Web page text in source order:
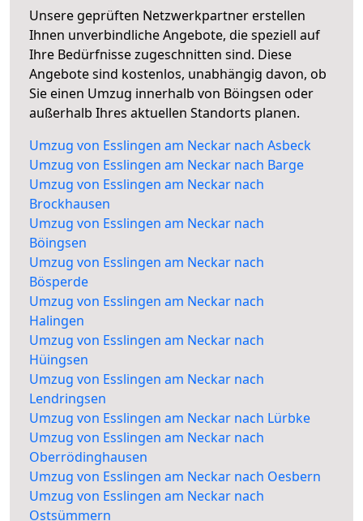
Unsere geprüften Netzwerkpartner erstellen
Ihnen unverbindliche Angebote, die speziell auf
Ihre Bedürfnisse zugeschnitten sind. Diese
Angebote sind kostenlos, unabhängig davon, ob
Sie einen Umzug innerhalb von Böingsen oder
außerhalb Ihres aktuellen Standorts planen.
Umzug von Esslingen am Neckar nach Asbeck
Umzug von Esslingen am Neckar nach Barge
Umzug von Esslingen am Neckar nach
Brockhausen
Umzug von Esslingen am Neckar nach
Böingsen
Umzug von Esslingen am Neckar nach
Bösperde
Umzug von Esslingen am Neckar nach
Halingen
Umzug von Esslingen am Neckar nach
Hüingsen
Umzug von Esslingen am Neckar nach
Lendringsen
Umzug von Esslingen am Neckar nach Lürbke
Umzug von Esslingen am Neckar nach
Oberrödinghausen
Umzug von Esslingen am Neckar nach Oesbern
Umzug von Esslingen am Neckar nach
Ostsümmern